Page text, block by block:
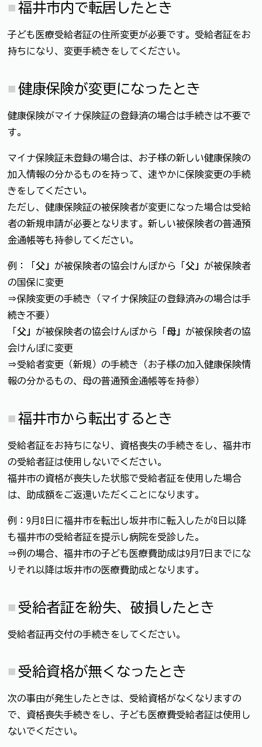
福井市内で転居したとき
子ども医療受給者証の住所変更が必要です。受給者証をお
持ちになり、変更手続きをしてください。
健康保険が変更になったとき
健康保険がマイナ保険証の登録済の場合は手続きは不要で
す。
マイナ保険証未登録の場合は、お子様の新しい健康保険の
加入情報の分かるものを持って、速やかに保険変更の手続
きをしてください。
ただし、健康保険証の被保険者が変更になった場合は受給
者の新規申請が必要となります。新しい被保険者の普通預
金通帳等も持参してください。
例：「 父」 が被保険者の協会けんぽから「 父」 が被保険者
の国保に変更
⇒保険変更の手続き（マイナ保険証の登録済みの場合は手
続き不要）
父」 が被保険者の協会けんぽから「 母」 が被保険者の協
会けんぽに変更
⇒受給者変更（新規）の手続き（お子様の加入健康保険情
報の分かるもの、母の普通預金通帳等を持参）
福井市から転出するとき
受給者証をお持ちになり、資格喪失の手続きをし、福井市
の受給者証は使用しないでください。
福井市の資格が喪失した状態で受給者証を使用した場合
は、助成額をご返還いただくことになります。
例：9月8日に福井市を転出し坂井市に転入したが8日以降
も福井市の受給者証を提示し病院を受診した。
⇒例の場合、福井市の子ども医療費助成は9月7日までにな
りそれ以降は坂井市の医療費助成となります。
受給者証を紛失、破損したとき
受給者証再交付の手続きをしてください。
受給資格が無くなったとき
次の事由が発生したときは、受給資格がなくなりますの
で、資格喪失手続きをし、子ども医療費受給者証は使用し
ないでください。